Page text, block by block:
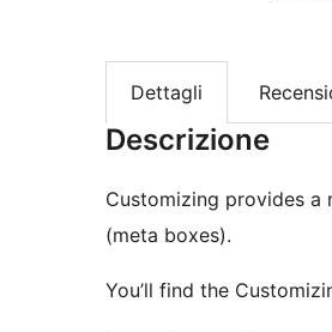
Dettagli
Descrizione
Customizing provides
(meta boxes).
You’ll find the